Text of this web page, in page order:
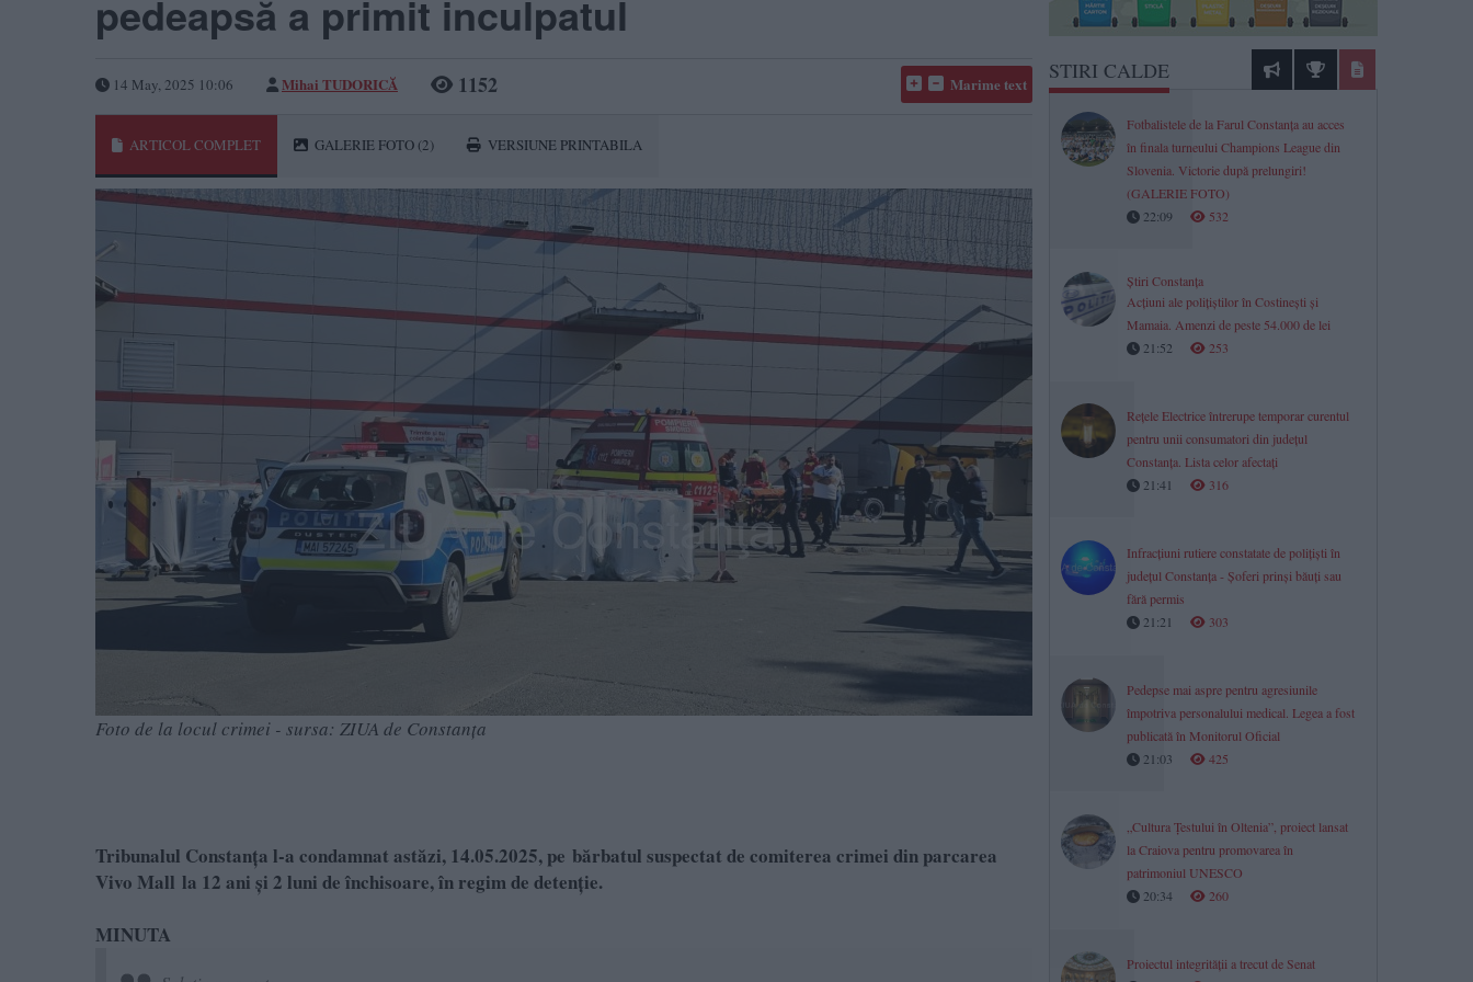
pedeapsă a primit inculpatul
14 May, 2025 10:06 Mihai TUDORICĂ 1152 Marime text
ARTICOL COMPLET GALERIE FOTO (2) VERSIUNE PRINTABILA
Foto de la locul crimei - sursa: ZIUA de Constanța
Tribunalul Constanța l-a condamnat astăzi, 14.05.2025, pe bărbatul suspectat de comiterea crimei din parcarea
Vivo Mall la 12 ani și 2 luni de închisoare, în regim de detenție.
MINUTA
STIRI CALDE
Fotbalistele de la Farul Constanța au acces
în finala turneului Champions League din
Slovenia. Victorie după prelungiri!
(GALERIE FOTO)
22:09
532
Știri Constanța
Acțiuni ale polițiștilor în Costinești și
Mamaia. Amenzi de peste 54.000 de lei
21:52
253
Rețele Electrice întrerupe temporar curentul
pentru unii consumatori din județul
Constanța. Lista celor afectați
21:41
316
Infracțiuni rutiere constatate de polițiști în
județul Constanța - Șoferi prinși băuți sau
fără permis
21:21
303
Pedepse mai aspre pentru agresiunile
împotriva personalului medical. Legea a fost
publicată în Monitorul Oficial
21:03
425
„Cultura Țestului în Oltenia”, proiect lansat
la Craiova pentru promovarea în
patrimoniul UNESCO
20:34
260
Proiectul integrității a trecut de Senat